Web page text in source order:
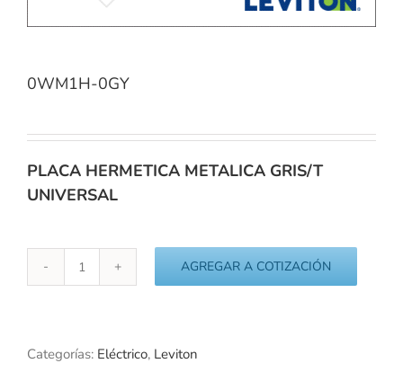
0WM1H-0GY
PLACA HERMETICA METALICA GRIS/T
UNIVERSAL
0WM1H-
AGREGAR A COTIZACIÓN
Categorías: Eléctrico, Leviton